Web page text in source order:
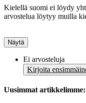
Kielellä suomi ei löydy
arvostelua löytyy muilla
Näytä
Ei arvosteluja
Kirjoita
Uusimmat artikkelimme: